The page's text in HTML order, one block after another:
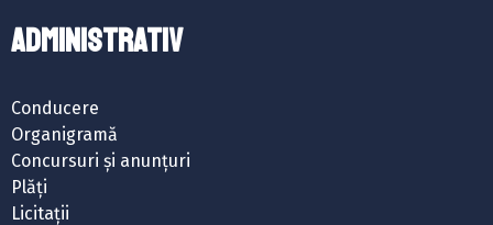
ADMINISTRATIV
Conducere
Organigramă
Concursuri și anunțuri
Plăți
Licitații